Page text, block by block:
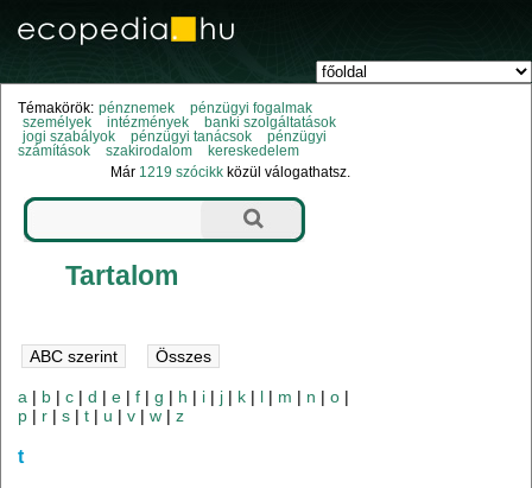
Témakörök: pénznemek
pénzügyi fogalmak
személyek
intézmények
banki szolgáltatások
jogi szabályok
pénzügyi tanácsok
pénzügyi
számítások
szakirodalom
kereskedelem
Már 1219 szócikk közül válogathatsz.
Tartalom
a | b |c |d |e |f |g | h | i | j | k | l | m | n |o |
p | r |s |t | u |v |w |z
t